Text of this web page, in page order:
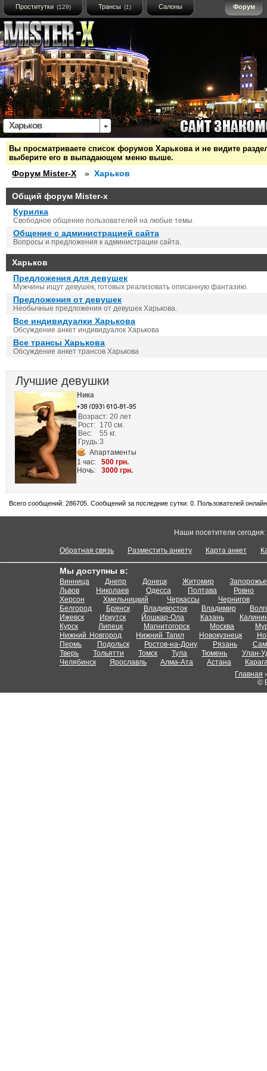
Проститутки (129) Трансы (1) Салоны Форум
Харьков
Вы просматриваете список форумов Харькова и не видите
выберите его в выпадающем меню выше.
Форум Mister-X » Харьков
Общий форум Mister-x
Курилка
Свободное общение пользователей на любые темы.
Общение с администрацией сайта
Вопросы и предложения к администрации сайта.
Харьков
Предложения для девушек
Мужчины ищут девушек, готовых реализовать описанную фантазию.
Предложения от девушек
Необычные предложения от девушек Харькова.
Все индивидуалки Харькова
Обсуждение анкет индивидуалок Харькова
Все трансы Харькова
Обсуждение анкет трансов Харькова
Лучшие девушки
Ника
Возраст: 20 лет
Рост: 170 см.
Вес:
55 кг.
Грудь:3
Апартаменты
1 час:
500 грн.
Ночь:
3000 грн.
Всего сообщений: 286705. Сообщений за последние сутки: 0. Пользователей
Наши посетители сегодня:
Обратная связь Разместить анкету Карта анкет
Мы доступны в:
Винница Днепр Донецк Житомир
Запорожье
Львов
Николаев Одесса Полтава
Ровно
Херсон
Хмельницкий Черкассы
Чернигов
Белгород
Брянск Владивосток Владимир
Ижевск
Иркутск Йошкар-Ола Казань
Курск
Липецк Магнитогорск Москва
Нижний Новгород
Нижний Тагил Новокузнецк
Пермь
Подольск Ростов-на-Дону Рязань
Тверь
Тольятти Томск Тула Тюмень
Улан-
Челябинск
Ярославль Алма-Ата Астана
Главная
©